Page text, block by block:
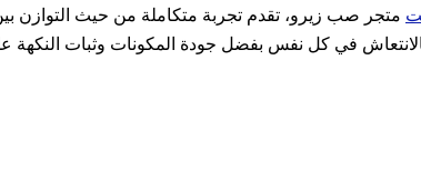
متجر صب زيرو، تقدم تجربة متكاملة من حيث التوازن
في كل نفس بفضل جودة المكونات وثبات النكهة